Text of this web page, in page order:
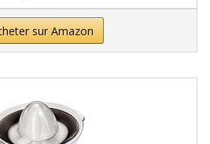
sur Amazon